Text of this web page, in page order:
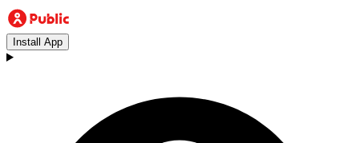
Install App